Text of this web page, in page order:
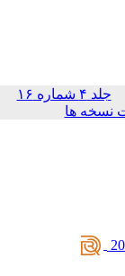
جلد ۴ شماره ۱۶
ها